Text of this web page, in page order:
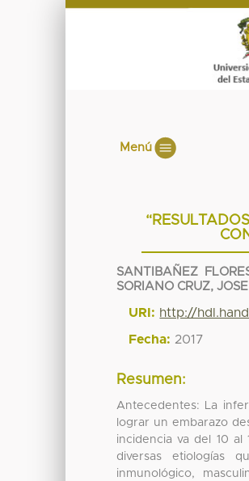
Menú
SANTIBAÑEZ
SORIANO CRUZ,
URI: http://
Fecha: 2017
Resumen:
Antecedentes: La
lograr un embarazo
incidencia va del 10 al
diversas etiologías
inmunológico,